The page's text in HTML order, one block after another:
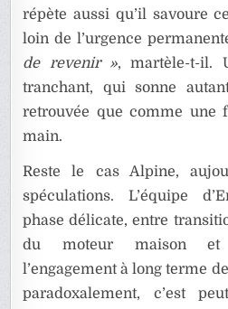
répète aussi qu’il savoure
loin de l’urgence
de revenir », martèle-t-il.
tranchant, qui sonne
retrouvée que comme une
main.
Reste le cas Alpine,
spéculations. L’équipe
phase délicate, entre
du moteur maison et
l’engagement à long terme
paradoxalement, c’est